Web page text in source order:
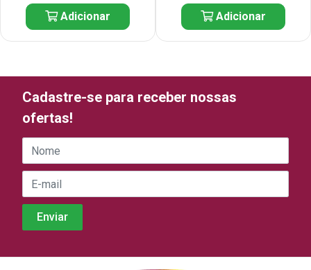
Adicionar Adicionar
Cadastre-se para receber nossas
ofertas!